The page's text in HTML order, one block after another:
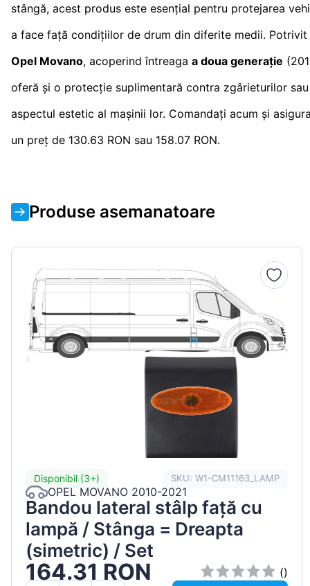
stângă, acest produs este esențial pentru protejarea
a face față condițiilor de drum din diferite medii.
Opel Movano, acoperind întreaga a doua generație
oferă și o protecție suplimentară contra zgârieturilor
aspectul estetic al mașinii lor. Comandați acum și
un preț de 130.63 RON sau 158.07 RON.
Produse asemanatoare
Disponibil (3+) SKU: W1-CM11163_LAMP
OPEL MOVANO 2010-2021
Bandou lateral stâlp față cu
lampă / Stânga = Dreapta
(simetric) / Set
164.31 RON
()